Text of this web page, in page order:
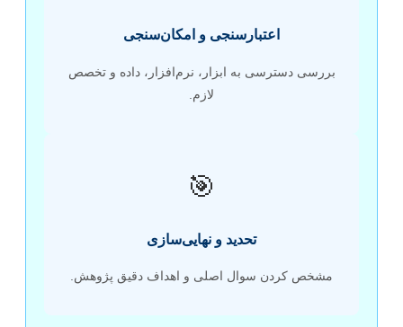
اعتبارسنجی و امکان‌سنجی
بررسی دسترسی به ابزار، نرم‌افزار، داده و تخصص
لازم.
🎯
تحدید و نهایی‌سازی
مشخص کردن سوال اصلی و اهداف دقیق پژوهش.